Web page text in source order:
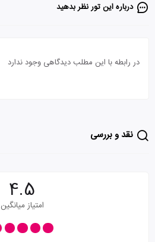
درباره این تور‌ نظر بدهید
در رابطه با این مطلب دیدگاهی وجود ندارد
نقد و بررسی
4.5
امتیاز میانگین